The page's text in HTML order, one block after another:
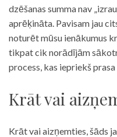
dzēšanas summa nav
aprēķināta. Pavisam jau
noturēt mūsu ienākumus
tikpat cik norādījām
process, kas iepriekš
Krāt vai
Krāt vai aizņemties, šāds